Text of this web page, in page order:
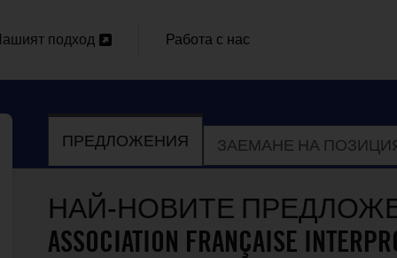
подход
Работа с нас
ПРЕДЛОЖЕНИЯ ЗАЕМАНЕ НА
НАЙ-НОВИТЕ
ASSOCIATION FRANÇAISE